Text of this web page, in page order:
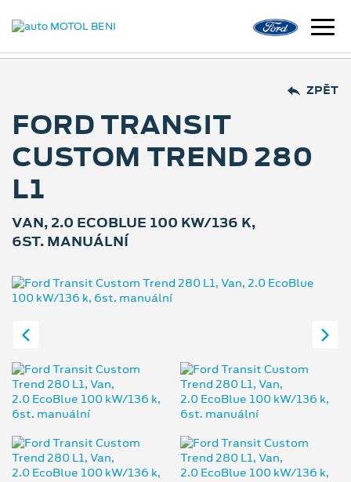
ZPĚT
FORD TRANSIT
CUSTOM TREND 280
L1
VAN, 2.0 ECOBLUE 100 KW/136 K,
6ST. MANUÁLNÍ